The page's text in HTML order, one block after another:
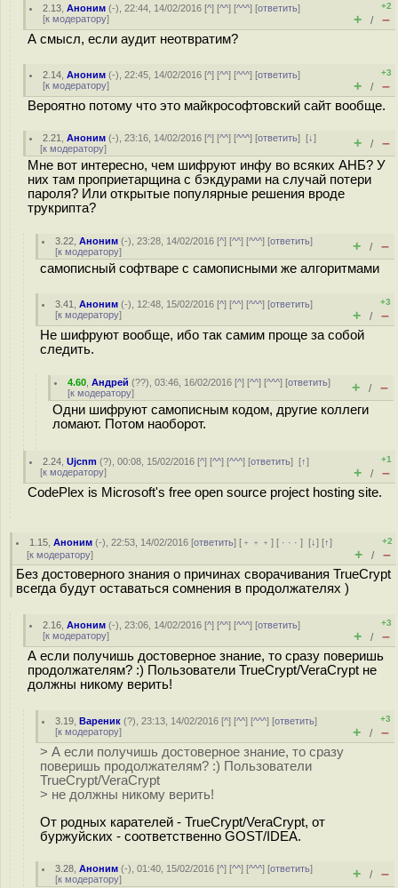
2.13 ,Аноним (-), 22:44, 14/02/2016 [^] [^^] [^^^] [ответить]
[к модератору]
+2
+ / –
А смысл, если аудит неотвратим?
2.14 ,Аноним (-), 22:45, 14/02/2016 [^] [^^] [^^^] [ответить]
[к модератору]
+3
+ / –
Вероятно потому что это майкрософтовский сайт вообще.
2.21 ,Аноним (-), 23:16, 14/02/2016 [^] [^^] [^^^] [ответить][↓]
[к модератору] + / –
Мне вот интересно, чем шифруют инфу во всяких АНБ? У
них там проприетарщина с бэкдурами на случай потери
пароля? Или открытые популярные решения вроде
трукрипта?
3.22 ,Аноним (-), 23:28, 14/02/2016 [^] [^^] [^^^] [ответить]
[к модератору] + / –
самописный софтваре с самописными же алгоритмами
3.41 ,Аноним (-), 12:48, 15/02/2016 [^] [^^] [^^^] [ответить]
[к модератору]
+3
+ / –
Не шифруют вообще, ибо так самим проще за собой
следить.
4.60 ,Андрей (??), 03:46, 16/02/2016 [^] [^^] [^^^] [ответить]
[к модератору] + / –
Одни шифруют самописным кодом, другие коллеги
ломают. Потом наоборот.
2.24 ,Ujcnm (?), 00:08, 15/02/2016 [^] [^^] [^^^] [ответить][↑]
[к модератору]
+1
+ / –
CodePlex is Microsoft's free open source project hosting site.
1.15 ,Аноним (-), 22:53, 14/02/2016 [ответить] [ ﹢﹢﹢] [ · · ·][↓] [↑]
[к модератору]
+2
+ / –
Без достоверного знания о причинах сворачивания TrueCrypt
всегда будут оставаться сомнения в продолжателях )
2.16 ,Аноним (-), 23:06, 14/02/2016 [^] [^^] [^^^] [ответить]
[к модератору]
+3
+ / –
А если получишь достоверное знание, то сразу поверишь
продолжателям? :) Пользователи TrueCrypt/VeraCrypt не
должны никому верить!
3.19 ,Вареник (?), 23:13, 14/02/2016 [^] [^^] [^^^] [ответить]
[к модератору]
+3
+ / –
> А если получишь достоверное знание, то сразу
поверишь продолжателям? :) Пользователи
TrueCrypt/VeraCrypt
> не должны никому верить!
От родных карателей - TrueCrypt/VeraCrypt, от
буржуйских - соответственно GOST/IDEA.
3.28 ,Аноним (-), 01:40, 15/02/2016 [^] [^^] [^^^] [ответить]
[к модератору] + / –